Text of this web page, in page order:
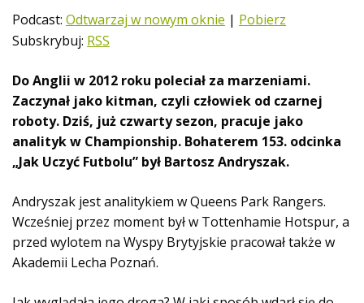
t
w
a
z
a
c
z
p
i
k
ó
w
Podcast:Odtwarzaj w nowym oknie | Pobierz
Subskrybuj: RSS
Do Anglii w 2012 roku poleciał za marzeniami.
Zaczynał jako kitman, czyli człowiek od czarnej
roboty. Dziś, już czwarty sezon, pracuje jako
analityk w Championship. Bohaterem 153. odcinka
„Jak Uczyć Futbolu” był Bartosz Andryszak.
Andryszak jest analitykiem w Queens Park Rangers.
Wcześniej przez moment był w Tottenhamie Hotspur, a
przed wylotem na Wyspy Brytyjskie pracował także w
Akademii Lecha Poznań.